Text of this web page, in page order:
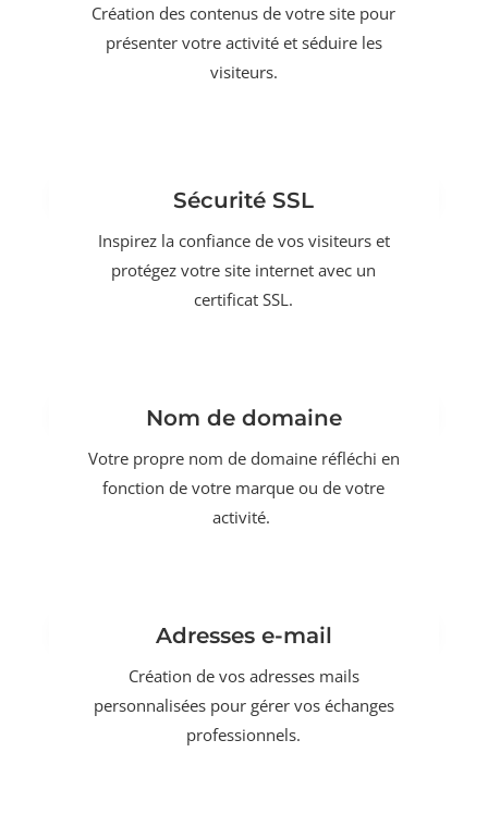
Création des contenus de votre site pour
présenter votre activité et séduire les
visiteurs.
Sécurité SSL
Inspirez la confiance de vos visiteurs et
protégez votre site internet avec un
certificat SSL.
Nom de domaine
Votre propre nom de domaine réfléchi en
fonction de votre marque ou de votre
activité.
Adresses e-mail
Création de vos adresses mails
personnalisées pour gérer vos échanges
professionnels.